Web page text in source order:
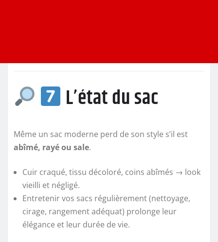
L’état du sac
Même un sac moderne perd de son style s’il est
abîmé, rayé ou sale.
Cuir craqué, tissu décoloré, coins abîmés → look
vieilli et négligé.
Entretenir vos sacs régulièrement (nettoyage,
cirage, rangement adéquat) prolonge leur
élégance et leur durée de vie.